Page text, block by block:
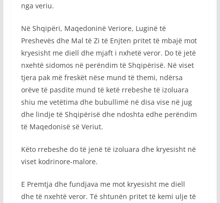
nga veriu.
Në Shqipëri, Maqedoninë Veriore, Luginë të
Preshevës dhe Mal të Zi të Enjten pritet të mbajë mot
kryesisht me diell dhe mjaft i nxhetë veror. Do të jetë
nxehtë sidomos në perëndim të Shqipërisë. Në viset
tjera pak më freskët nëse mund të themi, ndërsa
orëve të pasdite mund të ketë rrebeshe të izoluara
shiu me vetëtima dhe bubullimë në disa vise në jug
dhe lindje të Shqipërisë dhe ndoshta edhe perëndim
të Maqedonisë së Veriut.
Këto rrebeshe do të jenë të izoluara dhe kryesisht në
viset kodrinore-malore.
E Premtja dhe fundjava me mot kryesisht me diell
dhe të nxehtë veror. Të shtunën pritet të kemi ulje të